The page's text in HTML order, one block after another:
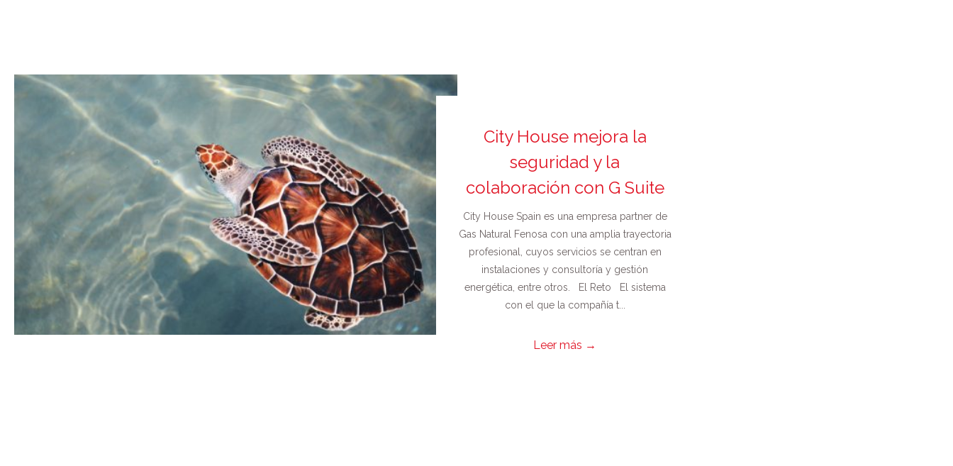
City House mejora la
seguridad y la
colaboración con G Suite
City House Spain es una empresa partner de
Gas Natural Fenosa con una amplia trayectoria
profesional, cuyos servicios se centran en
instalaciones y consultoría y gestión
energética, entre otros. El Reto El sistema
con el que la compañía t...
Leer más →